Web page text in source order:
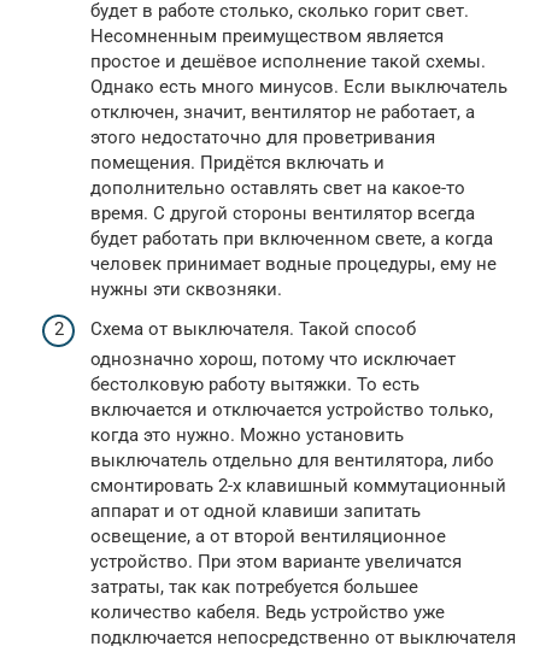
будет в работе столько, сколько горит свет.
Несомненным преимуществом является
простое и дешёвое исполнение такой схемы.
Однако есть много минусов. Если выключатель
отключен, значит, вентилятор не работает, а
этого недостаточно для проветривания
помещения. Придётся включать и
дополнительно оставлять свет на какое-то
время. С другой стороны вентилятор всегда
будет работать при включенном свете, а когда
человек принимает водные процедуры, ему не
нужны эти сквозняки.
Схема от выключателя. Такой способ
однозначно хорош, потому что исключает
бестолковую работу вытяжки. То есть
включается и отключается устройство только,
когда это нужно. Можно установить
выключатель отдельно для вентилятора, либо
смонтировать 2-х клавишный коммутационный
аппарат и от одной клавиши запитать
освещение, а от второй вентиляционное
устройство. При этом варианте увеличатся
затраты, так как потребуется большее
количество кабеля. Ведь устройство уже
подключается непосредственно от выключателя